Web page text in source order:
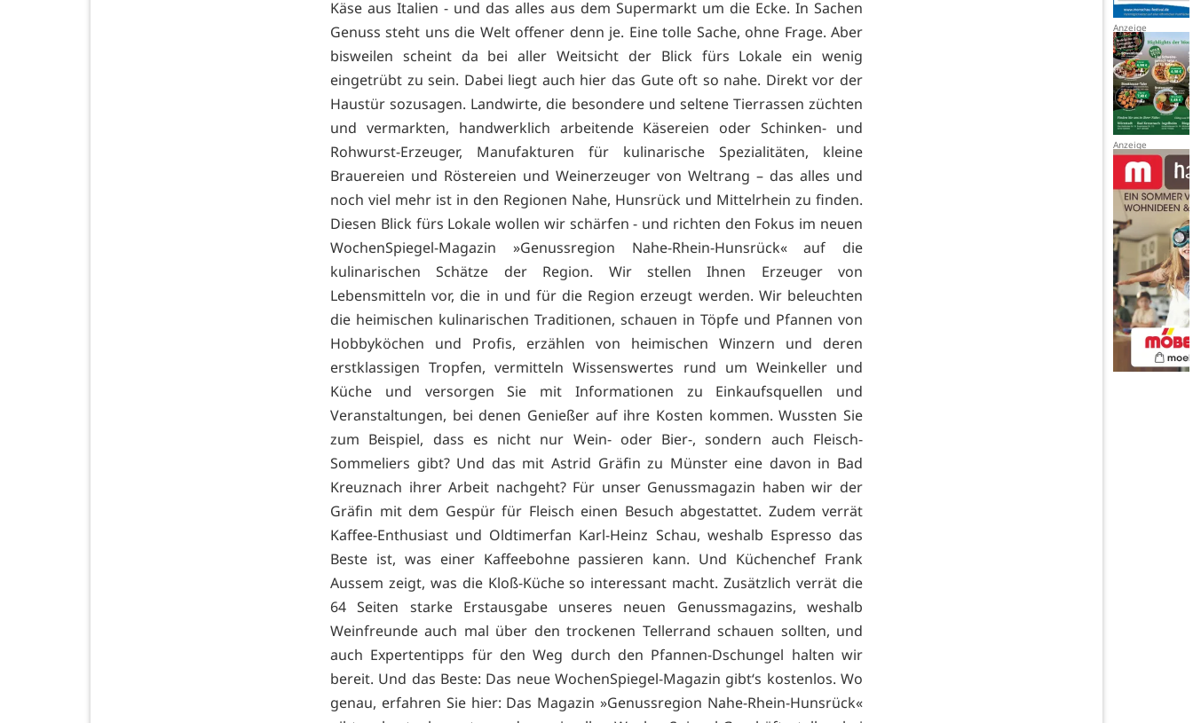
Käse aus Italien - und das alles aus dem Supermarkt um die Ecke. In Sachen
Genuss steht uns die Welt offener denn je. Eine tolle Sache, ohne Frage. Aber
bisweilen scheint da bei aller Weitsicht der Blick fürs Lokale ein wenig
eingetrübt zu sein. Dabei liegt auch hier das Gute oft so nahe. Direkt vor der
Haustür sozusagen. Landwirte, die besondere und seltene Tierrassen züchten
und vermarkten, handwerklich arbeitende Käsereien oder Schinken- und
Rohwurst-Erzeuger, Manufakturen für kulinarische Spezialitäten, kleine
Brauereien und Röstereien und Weinerzeuger von Weltrang – das alles und
noch viel mehr ist in den Regionen Nahe, Hunsrück und Mittelrhein zu finden.
Diesen Blick fürs Lokale wollen wir schärfen - und richten den Fokus im neuen
WochenSpiegel-Magazin »Genussregion Nahe-Rhein-Hunsrück« auf die
kulinarischen Schätze der Region. Wir stellen Ihnen Erzeuger von
Lebensmitteln vor, die in und für die Region erzeugt werden. Wir beleuchten
die heimischen kulinarischen Traditionen, schauen in Töpfe und Pfannen von
Hobbyköchen und Profis, erzählen von heimischen Winzern und deren
erstklassigen Tropfen, vermitteln Wissenswertes rund um Weinkeller und
Küche und versorgen Sie mit Informationen zu Einkaufsquellen und
Veranstaltungen, bei denen Genießer auf ihre Kosten kommen. Wussten Sie
zum Beispiel, dass es nicht nur Wein- oder Bier-, sondern auch Fleisch-
Sommeliers gibt? Und das mit Astrid Gräfin zu Münster eine davon in Bad
Kreuznach ihrer Arbeit nachgeht? Für unser Genussmagazin haben wir der
Gräfin mit dem Gespür für Fleisch einen Besuch abgestattet. Zudem verrät
Kaffee-Enthusiast und Oldtimerfan Karl-Heinz Schau, weshalb Espresso das
Beste ist, was einer Kaffeebohne passieren kann. Und Küchenchef Frank
Aussem zeigt, was die Kloß-Küche so interessant macht. Zusätzlich verrät die
64 Seiten starke Erstausgabe unseres neuen Genussmagazins, weshalb
Weinfreunde auch mal über den trockenen Tellerrand schauen sollten, und
auch Expertentipps für den Weg durch den Pfannen-Dschungel halten wir
bereit. Und das Beste: Das neue WochenSpiegel-Magazin gibt‘s kostenlos. Wo
genau, erfahren Sie hier: Das Magazin »Genussregion Nahe-Rhein-Hunsrück«